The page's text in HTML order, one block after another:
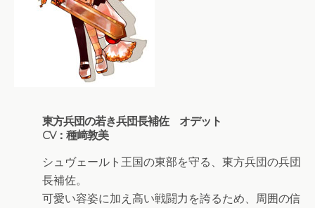
東方兵団の若き兵団長補佐 オデット
CV：種﨑敦美
シュヴェールト王国の東部を守る、東方兵団の兵団
長補佐。
可愛い容姿に加え高い戦闘力を誇るため、周囲の信